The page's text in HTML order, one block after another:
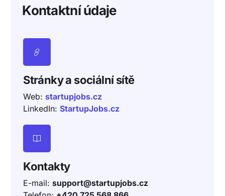
Kontaktní údaje
Stránky a sociální sítě
Web:startupjobs.cz
LinkedIn:StartupJobs.cz
Kontakty
E-mail:support@startupjobs.cz